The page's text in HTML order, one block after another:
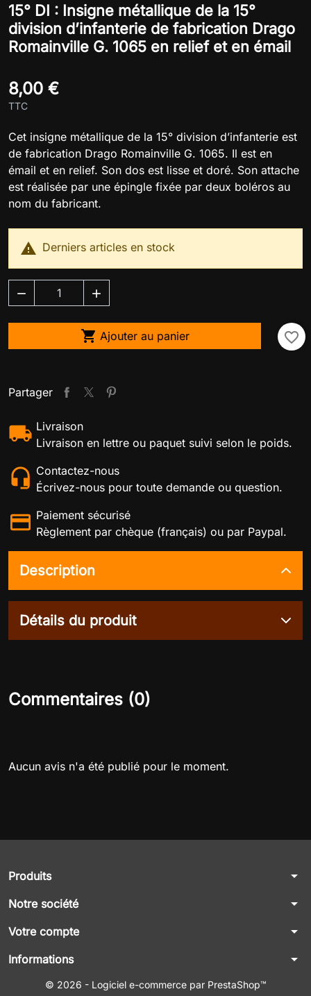
15° DI : Insigne métallique de la 15°
division d’infanterie de fabrication Drago
Romainville G. 1065 en relief et en émail
8,00 €
TTC
Cet insigne métallique de la 15° division d’infanterie est
de fabrication Drago Romainville G. 1065. Il est en
émail et en relief. Son dos est lisse et doré. Son attache
est réalisée par une épingle fixée par deux boléros au
nom du fabricant.
 Derniers articles en stock
 
 Ajouter au panier favorite_border
Partager
Livraison
Livraison en lettre ou paquet suivi selon le poids.
Contactez-nous
Écrivez-nous pour toute demande ou question.
Paiement sécurisé
Règlement par chèque (français) ou par Paypal.
Description
Détails du produit
Commentaires (0)
Aucun avis n'a été publié pour le moment.
Produits arrow_drop_down
Notre société arrow_drop_down
Votre compte arrow_drop_down
Informations arrow_drop_down
© 2026 - Logiciel e-commerce par PrestaShop™